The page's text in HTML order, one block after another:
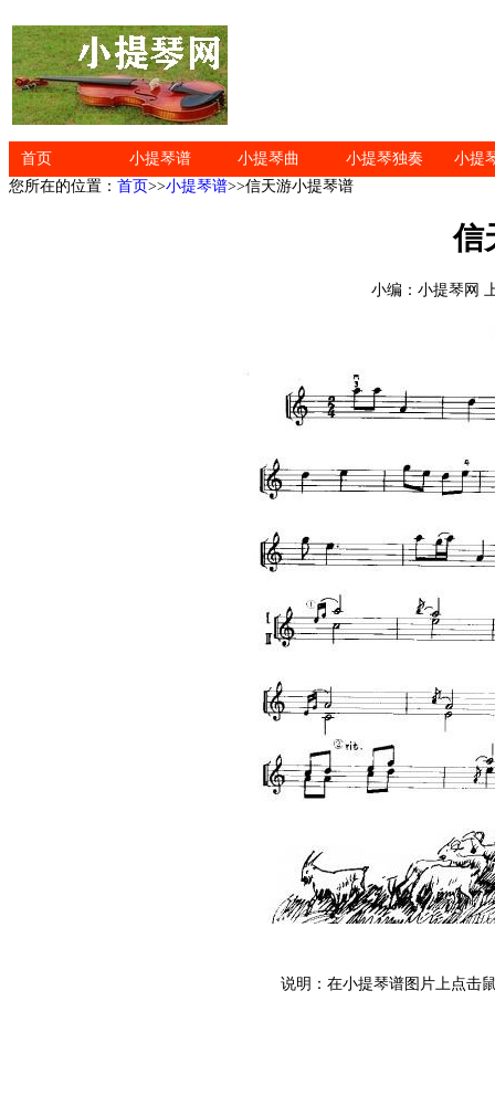
首页 小提琴谱 小提琴曲 小提琴独奏
小提
您所在的位置： 首页>>小提琴谱>>信天游小提琴谱
信
小编：小提琴网
说明：在小提琴谱图片上点击